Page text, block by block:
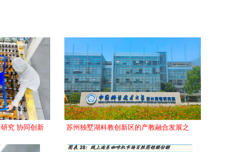
究 协同创新
苏州独墅湖科教创新区的产教融合发展之